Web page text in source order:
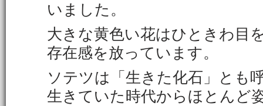
いました。
大きな黄色い花はひときわ目
存在感を放っています。
ソテツは「生きた化石」とも
生きていた時代からほとんど